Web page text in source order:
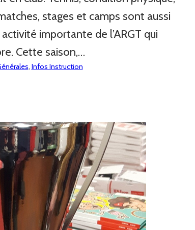
stages et camps sont aussi
importante de l’ARGT qui
Cette saison,…
, Infos Instruction